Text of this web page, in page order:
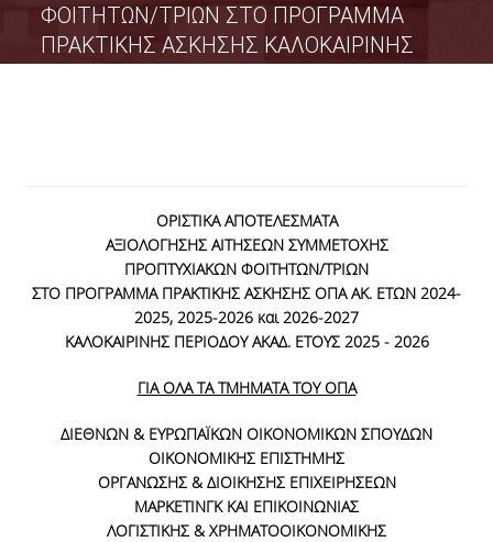
STUDENT COMPENSATION
INTERNSHIP DURATION AND
NEWS
ΦΟΙΤΗΤΩΝ/ΤΡΙΩΝ ΣΤΟ ΠΡΟΓΡΑΜΜΑ
ΠΡΑΚΤΙΚΗΣ ΑΣΚΗΣΗΣ ΚΑΛΟΚΑΙΡΙΝΗΣ
ΟΡΙΣΤΙΚΑ ΑΠΟΤΕΛΕΣΜΑΤΑ
ΑΞΙΟΛΟΓΗΣΗΣ ΑΙΤΗΣΕΩΝ ΣΥΜΜΕΤΟΧΗΣ
ΠΡΟΠΤΥΧΙΑΚΩΝ ΦΟΙΤΗΤΩΝ/ΤΡΙΩΝ
ΣΤΟ ΠΡΟΓΡΑΜΜΑ ΠΡΑΚΤΙΚΗΣ ΑΣΚΗΣΗΣ ΟΠΑ ΑΚ. ΕΤΩΝ 2024-
2025, 2025-2026 και 2026-2027
ΚΑΛΟΚΑΙΡΙΝΗΣ ΠΕΡΙΟΔΟΥ ΑΚΑΔ. ΕΤΟΥΣ 2025 - 2026
ΓΙΑ ΟΛΑ ΤΑ ΤΜΗΜΑΤΑ ΤΟΥ ΟΠΑ
ΔΙΕΘΝΩΝ & ΕΥΡΩΠΑΪΚΩΝ ΟΙΚΟΝΟΜΙΚΩΝ ΣΠΟΥΔΩΝ
ΟΙΚΟΝΟΜΙΚΗΣ ΕΠΙΣΤΗΜΗΣ
ΟΡΓΑΝΩΣΗΣ & ΔΙΟΙΚΗΣΗΣ ΕΠΙΧΕΙΡΗΣΕΩΝ
ΜΑΡΚΕΤΙΝΓΚ ΚΑΙ ΕΠΙΚΟΙΝΩΝΙΑΣ
ΛΟΓΙΣΤΙΚΗΣ & ΧΡΗΜΑΤΟΟΙΚΟΝΟΜΙΚΗΣ